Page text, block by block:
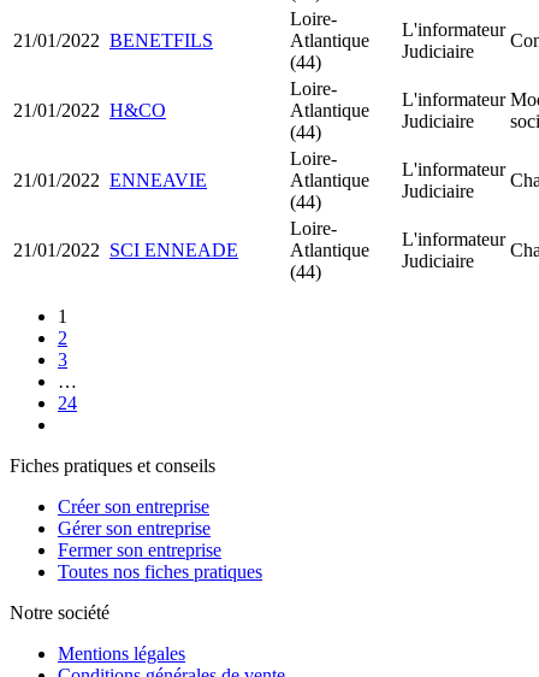
21/01/2022 BENETFILS
Loire-
Atlantique
(44)
L'informateur
Judiciaire
21/01/2022 H&CO
Loire-
Atlantique
(44)
L'informateur
Judiciaire
21/01/2022 ENNEAVIE
Loire-
Atlantique
(44)
L'informateur
Judiciaire
21/01/2022 SCI ENNEADE
Loire-
Atlantique
(44)
L'informateur
Judiciaire
1
2
3
…
24
Fiches pratiques et conseils
Créer son entreprise
Gérer son entreprise
Fermer son entreprise
Toutes nos fiches pratiques
Notre société
Mentions légales